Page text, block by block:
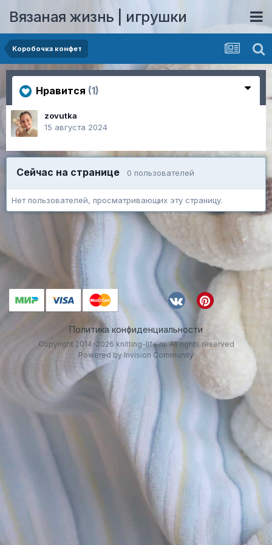
Вязаная жизнь | игрушки
Коробочка конфет
Нравится (1)
zovutka
15 августа 2024
Сейчас на странице 0 пользователей
Нет пользователей, просматривающих эту страницу.
Политика конфиденциальности
Copyright 2014-2026 knitting-life.ru. All rights reserved
Powered by Invision Community